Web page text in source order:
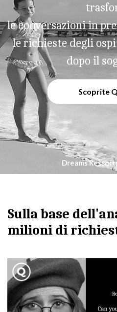
le conversazioni in
le richieste degli
dopo il
Scoprite
Dreams
Sulla base
milioni di